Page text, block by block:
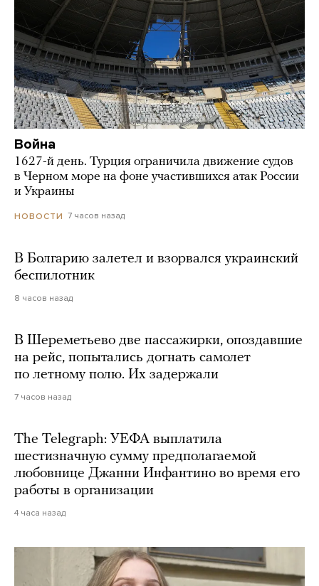
Война
1627-й день. Турция ограничила движение судов
в Черном море на фоне участившихся атак России
и Украины
НОВОСТИ 7 часов назад
В Болгарию залетел и взорвался украинский
беспилотник
8 часов назад
В Шереметьево две пассажирки, опоздавшие
на рейс, попытались догнать самолет
по летному полю. Их задержали
7 часов назад
The Telegraph: УЕФА выплатила
шестизначную сумму предполагаемой
любовнице Джанни Инфантино во время его
работы в организации
4 часа назад